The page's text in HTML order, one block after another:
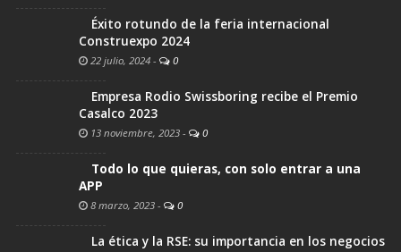
Éxito rotundo de la feria internacional
Construexpo 2024
22 julio, 2024 - 0
Empresa Rodio Swissboring recibe el Premio
Casalco 2023
13 noviembre, 2023 - 0
Todo lo que quieras, con solo entrar a una
APP
8 marzo, 2023 - 0
La ética y la RSE: su importancia en los negocios